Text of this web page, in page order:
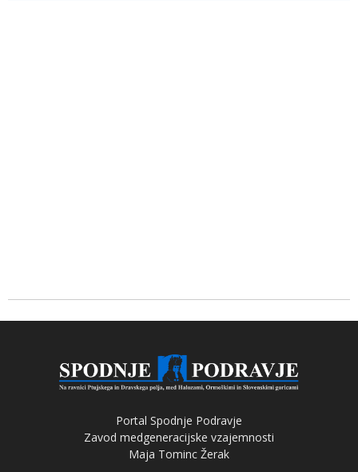
Portal Spodnje Podravje
Zavod medgeneracijske vzajemnosti
Maja Tominc Žerak